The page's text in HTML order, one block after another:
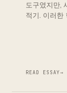
도구였지만,
적기. 이러한
READ ESSAY→